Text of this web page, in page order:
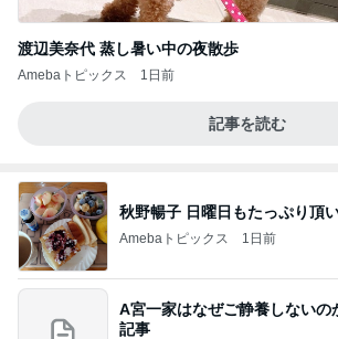
渡辺美奈代 蒸し暑い中の夜散歩
Amebaトピックス 1日前
記事を読む
秋野暢子 日曜日もたっぷり頂
Amebaトピックス 1日前
A宮一家はなぜご静養しないの
記事